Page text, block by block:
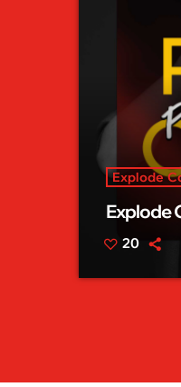
Explode
Explode
20